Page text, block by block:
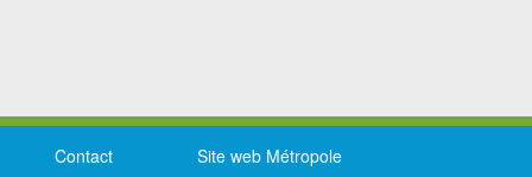
Contact Site web Métropole